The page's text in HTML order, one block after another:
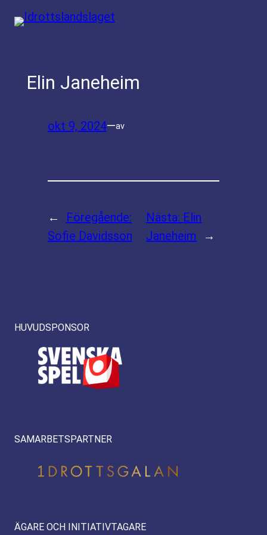
Hoppa
Elin Janeheim
okt 9, 2024—av
←
Föregående:
Sofie Davidsson
Nästa: Elin
Janeheim
→
HUVUDSPONSOR
SAMARBETSPARTNER
ÄGARE OCH INITIATIVTAGARE